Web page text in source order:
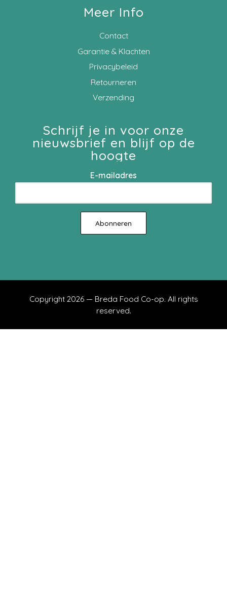
Meer Info
Contact
Garantie & Klachten
Privacybeleid
Retourneren
Verzending
Schrijf je in voor onze
nieuwsbrief en blijf op de
hoogte
E-mailadres
Copyright 2026 — Breda Food Co-op. All rights
reserved.